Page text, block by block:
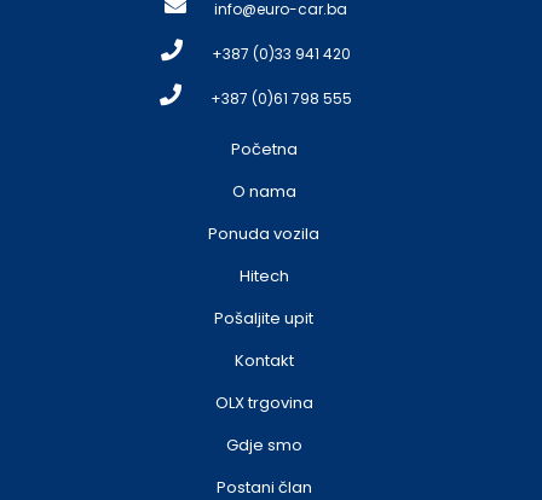
info@euro-car.ba
+387 (0)33 941 420
+387 (0)61 798 555
Početna
O nama
Ponuda vozila
Hitech
Pošaljite upit
Kontakt
OLX trgovina
Gdje smo
Postani član